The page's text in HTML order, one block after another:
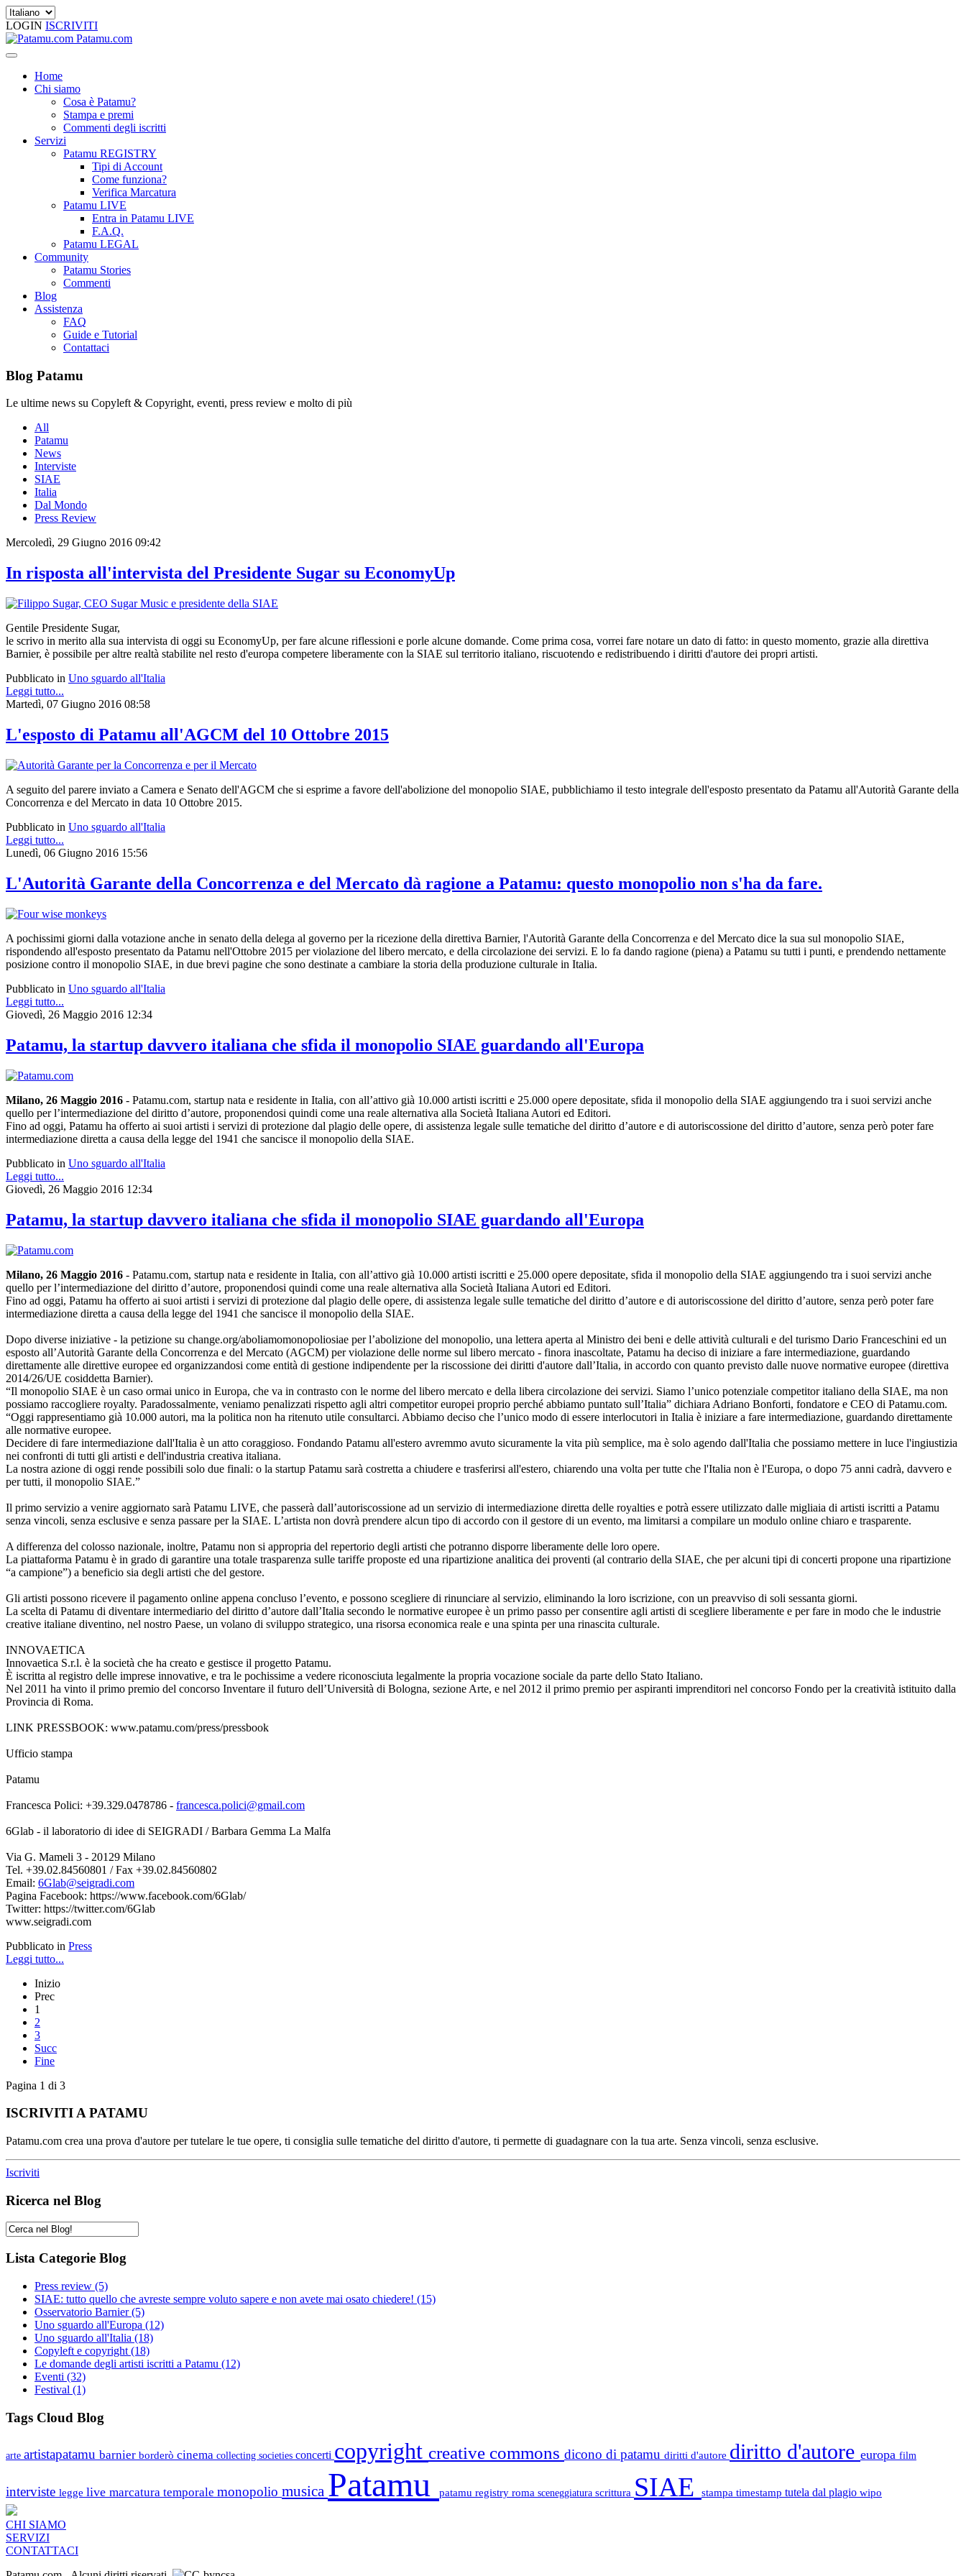
LOGIN ISCRIVITI
Patamu.com
Home
Chi siamo
Cosa è Patamu?
Stampa e premi
Commenti degli iscritti
Servizi
Patamu REGISTRY
Tipi di Account
Come funziona?
Verifica Marcatura
Patamu LIVE
Entra in Patamu LIVE
F.A.Q.
Patamu LEGAL
Community
Patamu Stories
Commenti
Blog
Assistenza
FAQ
Guide e Tutorial
Contattaci
Blog Patamu
Le ultime news su Copyleft & Copyright, eventi, press review e molto di più
All
Patamu
News
Interviste
SIAE
Italia
Dal Mondo
Press Review
Mercoledì, 29 Giugno 2016 09:42
In risposta all'intervista del Presidente Sugar su EconomyUp
Gentile Presidente Sugar,
le scrivo in merito alla sua intervista di oggi su EconomyUp, per fare alcune riflessioni e porle alcune domande. Come prima cosa, vorrei fare notare un dato di fatto: in questo momento, grazie alla direttiva
Barnier, è possibile per altre realtà stabilite nel resto d'europa competere liberamente con la SIAE sul territorio italiano, riscuotendo e redistribuendo i diritti d'autore dei propri artisti.
Pubblicato in Uno sguardo all'Italia
Leggi tutto...
Martedì, 07 Giugno 2016 08:58
L'esposto di Patamu all'AGCM del 10 Ottobre 2015
A seguito del parere inviato a Camera e Senato dell'AGCM che si esprime a favore dell'abolizione del monopolio SIAE, pubblichiamo il testo integrale dell'esposto presentato da Patamu all'Autorità Garante della
Concorrenza e del Mercato in data 10 Ottobre 2015.
Pubblicato in Uno sguardo all'Italia
Leggi tutto...
Lunedì, 06 Giugno 2016 15:56
L'Autorità Garante della Concorrenza e del Mercato dà ragione a Patamu: questo monopolio non s'ha da fare.
A pochissimi giorni dalla votazione anche in senato della delega al governo per la ricezione della direttiva Barnier, l'Autorità Garante della Concorrenza e del Mercato dice la sua sul monopolio SIAE,
rispondendo all'esposto presentato da Patamu nell'Ottobre 2015 per violazione del libero mercato, e della circolazione dei servizi. E lo fa dando ragione (piena) a Patamu su tutti i punti, e prendendo nettamente
posizione contro il monopolio SIAE, in due brevi pagine che sono destinate a cambiare la storia della produzione culturale in Italia.
Pubblicato in Uno sguardo all'Italia
Leggi tutto...
Giovedì, 26 Maggio 2016 12:34
Patamu, la startup davvero italiana che sfida il monopolio SIAE guardando all'Europa
Milano, 26 Maggio 2016 - Patamu.com, startup nata e residente in Italia, con all’attivo già 10.000 artisti iscritti e 25.000 opere depositate, sfida il monopolio della SIAE aggiungendo tra i suoi servizi anche
quello per l’intermediazione del diritto d’autore, proponendosi quindi come una reale alternativa alla Società Italiana Autori ed Editori.
Fino ad oggi, Patamu ha offerto ai suoi artisti i servizi di protezione dal plagio delle opere, di assistenza legale sulle tematiche del diritto d’autore e di autoriscossione del diritto d’autore, senza però poter fare
intermediazione diretta a causa della legge del 1941 che sancisce il monopolio della SIAE.
Pubblicato in Uno sguardo all'Italia
Leggi tutto...
Giovedì, 26 Maggio 2016 12:34
Patamu, la startup davvero italiana che sfida il monopolio SIAE guardando all'Europa
Milano, 26 Maggio 2016 - Patamu.com, startup nata e residente in Italia, con all’attivo già 10.000 artisti iscritti e 25.000 opere depositate, sfida il monopolio della SIAE aggiungendo tra i suoi servizi anche
quello per l’intermediazione del diritto d’autore, proponendosi quindi come una reale alternativa alla Società Italiana Autori ed Editori.
Fino ad oggi, Patamu ha offerto ai suoi artisti i servizi di protezione dal plagio delle opere, di assistenza legale sulle tematiche del diritto d’autore e di autoriscossione del diritto d’autore, senza però poter fare
intermediazione diretta a causa della legge del 1941 che sancisce il monopolio della SIAE.
Dopo diverse iniziative - la petizione su change.org/aboliamomonopoliosiae per l’abolizione del monopolio, una lettera aperta al Ministro dei beni e delle attività culturali e del turismo Dario Franceschini ed un
esposto all’Autorità Garante della Concorrenza e del Mercato (AGCM) per violazione delle norme sul libero mercato - finora inascoltate, Patamu ha deciso di iniziare a fare intermediazione, guardando
direttamente alle direttive europee ed organizzandosi come entità di gestione indipendente per la riscossione dei diritti d'autore dall’Italia, in accordo con quanto previsto dalle nuove normative europee (direttiva
2014/26/UE cosiddetta Barnier).
“Il monopolio SIAE è un caso ormai unico in Europa, che va in contrasto con le norme del libero mercato e della libera circolazione dei servizi. Siamo l’unico potenziale competitor italiano della SIAE, ma non
possiamo raccogliere royalty. Paradossalmente, veniamo penalizzati rispetto agli altri competitor europei proprio perché abbiamo puntato sull’Italia” dichiara Adriano Bonforti, fondatore e CEO di Patamu.com.
“Oggi rappresentiamo già 10.000 autori, ma la politica non ha ritenuto utile consultarci. Abbiamo deciso che l’unico modo di essere interlocutori in Italia è iniziare a fare intermediazione, guardando direttamente
alle normative europee.
Decidere di fare intermediazione dall'Italia è un atto coraggioso. Fondando Patamu all'estero avremmo avuto sicuramente la vita più semplice, ma è solo agendo dall'Italia che possiamo mettere in luce l'ingiustizia
nei confronti di tutti gli artisti e dell'industria creativa italiana.
La nostra azione di oggi rende possibili solo due finali: o la startup Patamu sarà costretta a chiudere e trasferirsi all'estero, chiarendo una volta per tutte che l'Italia non è l'Europa, o dopo 75 anni cadrà, davvero e
per tutti, il monopolio SIAE.”
Il primo servizio a venire aggiornato sarà Patamu LIVE, che passerà dall’autoriscossione ad un servizio di intermediazione diretta delle royalties e potrà essere utilizzato dalle migliaia di artisti iscritti a Patamu
senza vincoli, senza esclusive e senza passare per la SIAE. L’artista non dovrà prendere alcun tipo di accordo con il gestore di un evento, ma limitarsi a compilare un modulo online chiaro e trasparente.
A differenza del colosso nazionale, inoltre, Patamu non si appropria del repertorio degli artisti che potranno disporre liberamente delle loro opere.
La piattaforma Patamu è in grado di garantire una totale trasparenza sulle tariffe proposte ed una ripartizione analitica dei proventi (al contrario della SIAE, che per alcuni tipi di concerti propone una ripartizione
“a campione”) a beneficio sia degli artisti che del gestore.
Gli artisti possono ricevere il pagamento online appena concluso l’evento, e possono scegliere di rinunciare al servizio, eliminando la loro iscrizione, con un preavviso di soli sessanta giorni.
La scelta di Patamu di diventare intermediario del diritto d’autore dall’Italia secondo le normative europee è un primo passo per consentire agli artisti di scegliere liberamente e per fare in modo che le industrie
creative italiane diventino, nel nostro Paese, un volano di sviluppo strategico, una risorsa economica reale e una spinta per una rinascita culturale.
INNOVAETICA
Innovaetica S.r.l. è la società che ha creato e gestisce il progetto Patamu.
È iscritta al registro delle imprese innovative, e tra le pochissime a vedere riconosciuta legalmente la propria vocazione sociale da parte dello Stato Italiano.
Nel 2011 ha vinto il primo premio del concorso Inventare il futuro dell’Università di Bologna, sezione Arte, e nel 2012 il primo premio per aspiranti imprenditori nel concorso Fondo per la creatività istituito dalla
Provincia di Roma.
LINK PRESSBOOK: www.patamu.com/press/pressbook
Ufficio stampa
Patamu
Francesca Polici: +39.329.0478786 - francesca.polici@gmail.com
6Glab - il laboratorio di idee di SEIGRADI / Barbara Gemma La Malfa
Via G. Mameli 3 - 20129 Milano
Tel. +39.02.84560801 / Fax +39.02.84560802
Email: 6Glab@seigradi.com
Pagina Facebook: https://www.facebook.com/6Glab/
Twitter: https://twitter.com/6Glab
www.seigradi.com
Pubblicato in Press
Leggi tutto...
Inizio
Prec
1
2
3
Succ
Fine
Pagina 1 di 3
ISCRIVITI A PATAMU
Patamu.com crea una prova d'autore per tutelare le tue opere, ti consiglia sulle tematiche del diritto d'autore, ti permette di guadagnare con la tua arte. Senza vincoli, senza esclusive.
Iscriviti
Ricerca nel Blog
Lista Categorie Blog
Press review (5)
SIAE: tutto quello che avreste sempre voluto sapere e non avete mai osato chiedere! (15)
Osservatorio Barnier(5)
Uno sguardo all'Europa (12)
Uno sguardo all'Italia (18)
Copyleft e copyright (18)
Le domande degli artisti iscritti a Patamu (12)
Eventi (32)
Festival (1)
Tags Cloud Blog
arte artistapatamu barnier borderò cinema collecting societies concerti copyright creative commons dicono di patamu diritti d'autore diritto d'autore europa film
interviste legge live marcatura temporale monopolio musica Patamu patamu registry roma sceneggiatura scrittura SIAE stampa timestamp tutela dal plagio wipo
CHI SIAMO
SERVIZI
CONTATTACI